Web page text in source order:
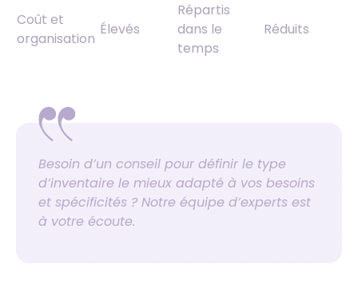
Coût et
organisation
Élevés
Répartis
dans le
temps
Réduits
Besoin d’un conseil pour définir le type
d’inventaire le mieux adapté à vos besoins
et spécificités ? Notre équipe d’experts est
à votre écoute.